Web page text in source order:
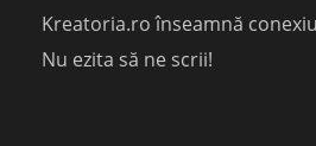
Kreatoria.ro înseamnă
Nu ezita să ne scrii!